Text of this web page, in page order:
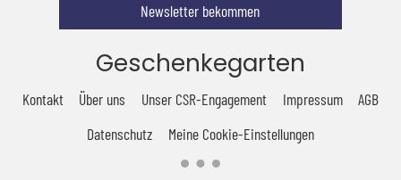
Newsletter bekommen
Geschenkegarten
Kontakt Über uns Unser CSR-Engagement Impressum
AGB
Datenschutz
Meine Cookie-Einstellungen